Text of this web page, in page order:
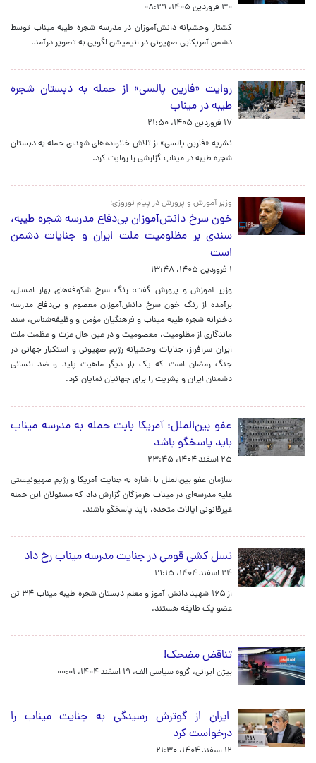
۳۰ فروردین ۱۴۰۵، ۰۸:۲۹
کشتار وحشیانه دانش‌آموزان در مدرسه شجره طیبه میناب توسط
دشمن آمریکایی-صهیونی در انیمیشن لگویی به تصویر درآمد.
روایت «فارین پالسی» از حمله به دبستان شجره
طیبه در میناب
۱۷ فروردین ۱۴۰۵، ۲۱:۵۰
نشریه «فارین پالسی» از تلاش خانواده‌های شهدای حمله به دبستان
شجره طیبه در میناب گزارشی را روایت کرد.
وزیر آمورش و پرورش در پیام نوروزی؛
خون سرخ دانش‌آموزان بی‌دفاع مدرسه شجره طیبه،
سندی بر مظلومیت ملت ایران و جنایات دشمن
است
۱ فروردین ۱۴۰۵، ۱۳:۴۸
وزیر آموزش و پرورش گفت: رنگ سرخ شکوفه‌های بهار امسال،
برآمده از رنگ خون سرخ دانش‌آموزان معصوم و بی‌دفاع مدرسه
دخترانه شجره طیبه میناب و فرهنگیان مؤمن و وظیفه‌شناس، سند
ماندگاری از مظلومیت، معصومیت و در عین حال عزت و عظمت ملت
ایران سرافراز، جنایات وحشیانه رژیم صهیونی و استکبار جهانی در
جنگ رمضان است که یک بار دیگر ماهیت پلید و ضد انسانی
دشمنان ایران و بشریت را برای جهانیان نمایان کرد.
عفو بین‌الملل: آمریکا بابت حمله به مدرسه میناب
باید پاسخگو باشد
۲۵ اسفند ۱۴۰۴، ۲۳:۴۵
سازمان عفو بین‌الملل با اشاره به جنایت آمریکا و رژیم صهیونیستی
علیه مدرسه‌ای در میناب هرمزگان گزارش داد که مسئولان این حمله
غیرقانونی ایالات متحده، باید پاسخگو باشند.
نسل کشی قومی در جنایت مدرسه میناب رخ داد
۲۴ اسفند ۱۴۰۴، ۱۹:۱۵
از ۱۶۵ شهید دانش آموز و معلم دبستان شجره طیبه میناب ۳۴ تن
عضو یک طایفه هستند.
تناقض مضحک!
بیژن ایرانی، گروه سیاسی الف، ۱۹ اسفند ۱۴۰۴، ۰۰:۰۱
ایران از گوترش رسیدگی به جنایت میناب را
درخواست کرد
۱۲ اسفند ۱۴۰۴، ۲۱:۳۰